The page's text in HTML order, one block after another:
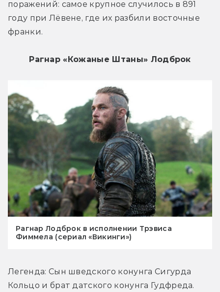
поражений: самое крупное случилось в 891
году при Лёвене, где их разбили восточные
франки.
Рагнар «Кожаные Штаны» Лодброк
Рагнар Лодброк в исполнении Трэвиса
Фиммела (сериал «Викинги»)
Легенда: Сын шведского конунга Сигурда
Кольцо и брат датского конунга Гудфреда.